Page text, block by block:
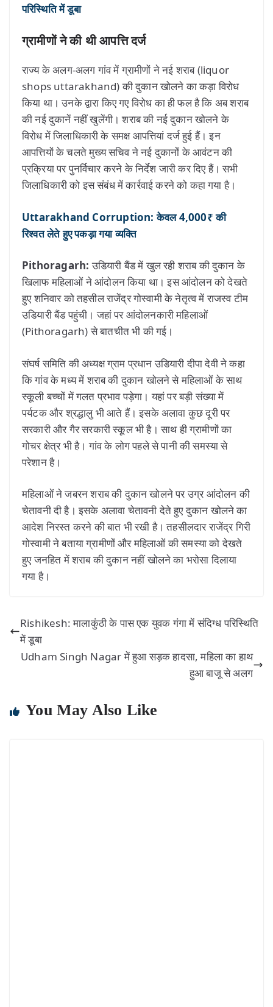
परिस्थिति में डूबा
ग्रामीणों ने की थी आपत्ति दर्ज
राज्य के अलग-अलग गांव में ग्रामीणों ने नई शराब (liquor
shops uttarakhand) की दुकान खोलने का कड़ा विरोध
किया था। उनके द्वारा किए गए विरोध का ही फल है कि अब शराब
की नई दुकानें नहीं खुलेंगी। शराब की नई दुकान खोलने के
विरोध में जिलाधिकारी के समक्ष आपत्तियां दर्ज हुई हैं। इन
आपत्तियों के चलते मुख्य सचिव ने नई दुकानों के आवंटन की
प्रक्रिया पर पुनर्विचार करने के निर्देश जारी कर दिए हैं। सभी
जिलाधिकारी को इस संबंध में कार्रवाई करने को कहा गया है।
Uttarakhand Corruption: केवल 4,000₹ की
रिश्वत लेते हुए पकड़ा गया व्यक्ति
Pithoragarh:उडियारी बैंड में खुल रही शराब की दुकान के
खिलाफ महिलाओं ने आंदोलन किया था। इस आंदोलन को देखते
हुए शनिवार को तहसील राजेंद्र गोस्वामी के नेतृत्व में राजस्व टीम
उडियारी बैंड पहुंची। जहां पर आंदोलनकारी महिलाओं
(Pithoragarh) से बातचीत भी की गई।
संघर्ष समिति की अध्यक्ष ग्राम प्रधान उडियारी दीपा देवी ने कहा
कि गांव के मध्य में शराब की दुकान खोलने से महिलाओं के साथ
स्कूली बच्चों में गलत प्रभाव पड़ेगा। यहां पर बड़ी संख्या में
पर्यटक और श्रद्धालु भी आते हैं। इसके अलावा कुछ दूरी पर
सरकारी और गैर सरकारी स्कूल भी है। साथ ही ग्रामीणों का
गोचर क्षेत्र भी है। गांव के लोग पहले से पानी की समस्या से
परेशान है।
महिलाओं ने जबरन शराब की दुकान खोलने पर उग्र आंदोलन की
चेतावनी दी है। इसके अलावा चेतावनी देते हुए दुकान खोलने का
आदेश निरस्त करने की बात भी रखी है। तहसीलदार राजेंद्र गिरी
गोस्वामी ने बताया ग्रामीणों और महिलाओं की समस्या को देखते
हुए जनहित में शराब की दुकान नहीं खोलने का भरोसा दिलाया
गया है।
Rishikesh: मालाकुंठी के पास एक युवक गंगा में संदिग्ध परिस्थिति
में डूबा
Udham Singh Nagar में हुआ सड़क हादसा, महिला का हाथ
हुआ बाजू से अलग
You May Also Like